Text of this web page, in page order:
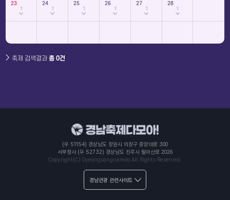
23
1
24
1
25
1
26
1
27
1
28
1
축제 검색결과총 0건
(우 51154) 경상남도 창원시 의창구 중앙대로 300
서부청사 (우 52732) 경상남도 진주시 월아산로 2026
Copyright(C) Gyeongsangnamdo All Rights Reserved.